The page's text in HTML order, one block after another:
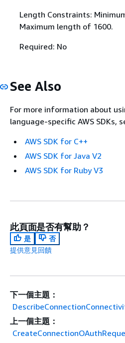
Length Constraints:
Maximum length of 1600.
Required: No
See Also
For more information about
language-specific AWS SDKs,
AWS SDK for C++
AWS SDK for Java V2
AWS SDK for Ruby V3
此頁面是否有幫助？
是
否
提供意見回饋
下一個主題：
上一個主題：